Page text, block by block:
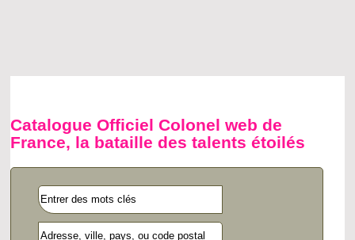
Catalogue Officiel Colonel web de
France, la bataille des talents étoilés